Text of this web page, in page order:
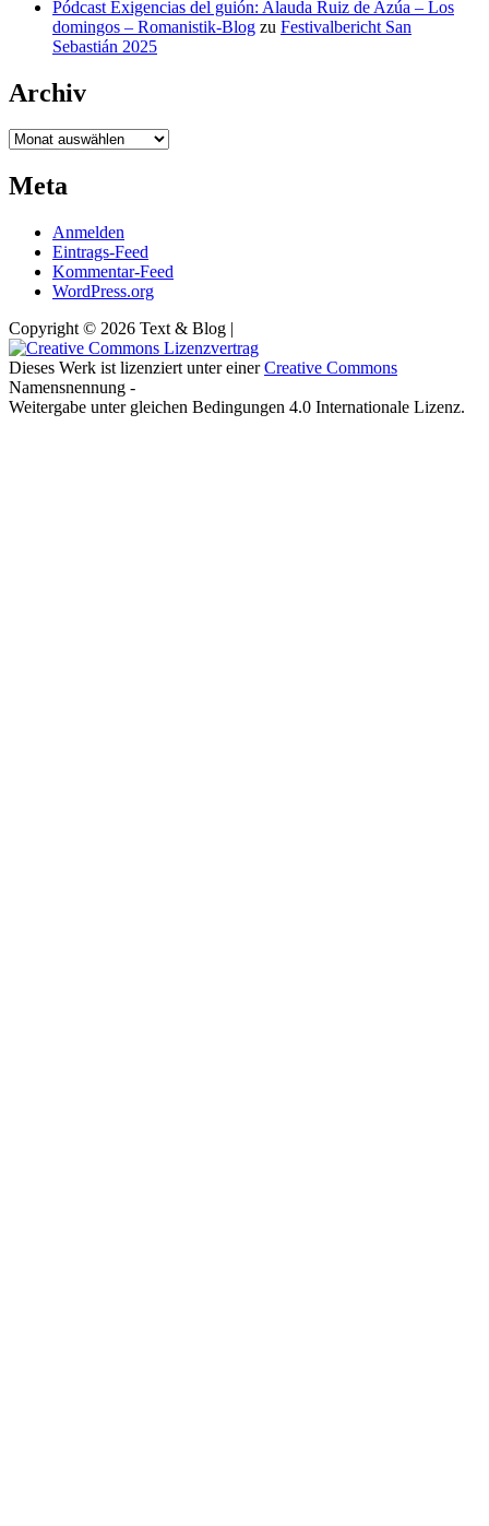
Pódcast Exigencias del guión: Alauda Ruiz de Azúa – Los
domingos – Romanistik-Blog zu Festivalbericht San
Sebastián 2025
Archiv
Archiv
Meta
Anmelden
Eintrags-Feed
Kommentar-Feed
WordPress.org
Copyright © 2026 Text & Blog |
Dieses Werk ist lizenziert unter einerCreative Commons
Namensnennung -
Weitergabe unter gleichen Bedingungen 4.0 Internationale Lizenz.